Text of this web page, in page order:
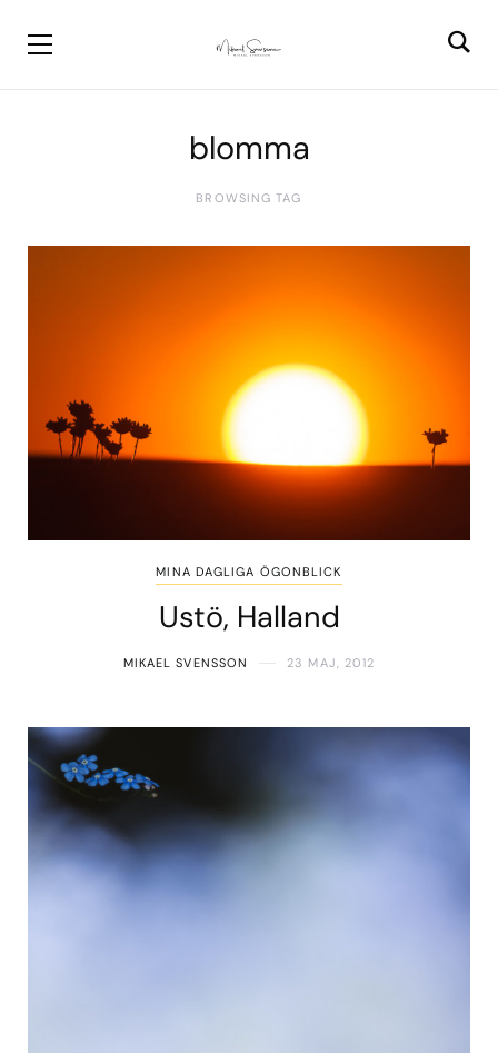
blomma
BROWSING TAG
MINA DAGLIGA ÖGONBLICK
Ustö, Halland
MIKAEL SVENSSON 23 MAJ, 2012